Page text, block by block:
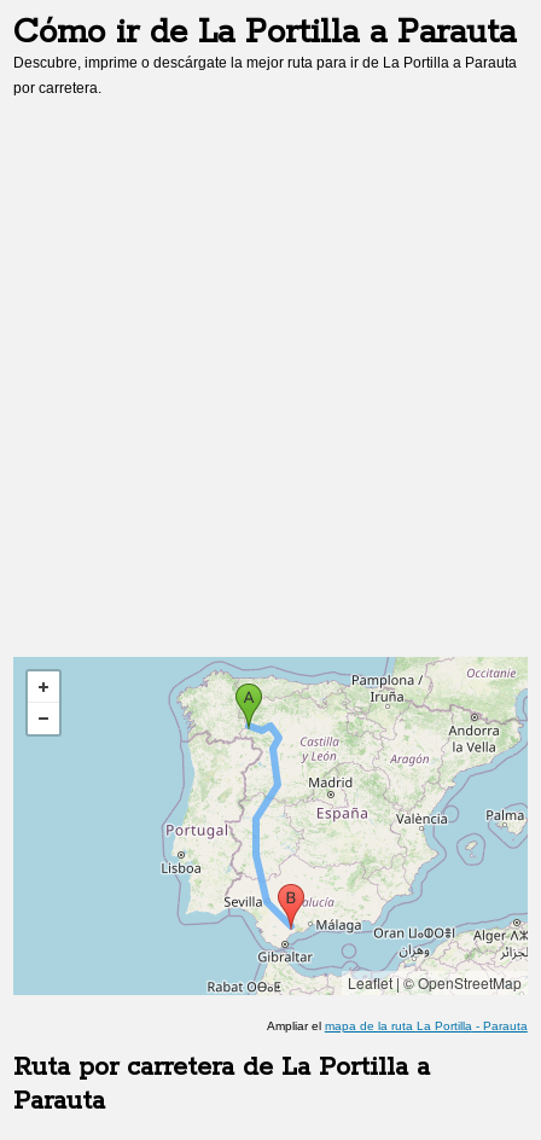
Cómo ir de La Portillaa Parauta
Descubre, imprime o descárgate la mejor ruta para ir de La Portilla a Parauta
por carretera.
Leaflet|© OpenStreetMap
Ampliar el mapa de la ruta La Portilla - Parauta
Ruta por carretera de La Portillaa
Parauta